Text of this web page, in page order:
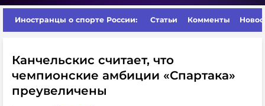
Иностранцы о спорте России: Статьи Комменты
Канчельскис считает, что
чемпионские амбиции «Спартака»
преувеличены